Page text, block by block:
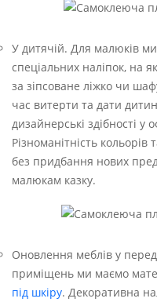
У дитячій. Для малюків
спеціальних наліпок, на
за зіпсоване ліжко чи
час витерти та дати
дизайнерські здібності у
Різноманітність кольорів
без придбання нових
малюкам казку.
Оновлення меблів у
приміщень ми маємо
під шкіру. Декоративна